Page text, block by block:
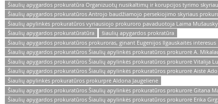
Šiaulių apygardos prokuratūra Organizuotų nusikaltimų ir korupcijos tyrimo
Šiaulių apygardos prokuratūros Antrojo baudžiamojo persekiojimo skyriaus
Šiaulių apylinkės prokuratūros vyriausiojo prokuroro pavaduotoja Laima
Šiaulių apygardos prokuratūratūra
šiaulių apygardos prokratūra
Šiaulių apygardos prokuratūros prokuroras, ginant Eugenijos Ilgauskaitės interesus
Šiaulių apygardos prokuratūros Šiaulių apylinkės prokuratūros prokurorė A.
Šiaulių apygardos prokuratūros Šiaulių apylinkės prokuratūros prokurorė Vitalija
Šiaulių apygardos prokuratūros Šiaulių apylinkės prokuratūros prokurorė Aistė
Šiaulių apylinkės prokuratūros prokurprė Aldona Jaugelienė
Šiaulių apygardos prokuratūros Šiaulių apylinkės prokuratūros prokurorė Gitana
Šiaulių apygardos prokuratūros Šiaulių apylinkės prokuratūros prokurorė Erika